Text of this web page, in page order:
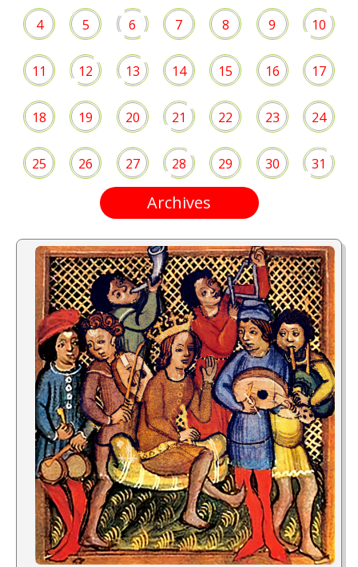
4 5 6 7 8 9 10
11 12 13 14 15 16 17
18 19 20 21 22 23 24
25 26 27 28 29 30 31
Archives